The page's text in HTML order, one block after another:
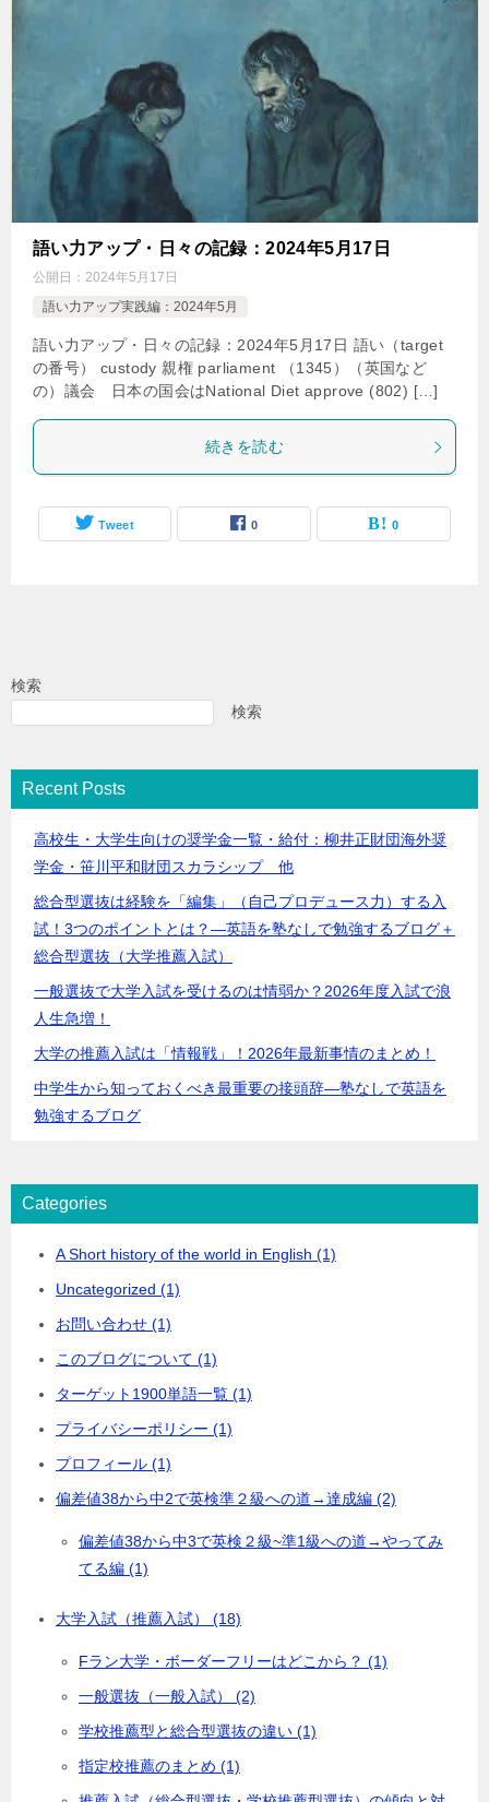
語い力アップ・日々の記録：2024年5月17日
公開日： 2024年5月17日
語い力アップ実践編：2024年5月
語い力アップ・日々の記録：2024年5月17日 語い（target
の番号） custody 親権 parliament （1345）（英国など
の）議会 日本の国会はNational Diet approve (802) […]
続きを読む
Tweet 0 0
検索
検索
Recent Posts
高校生・大学生向けの奨学金一覧・給付：柳井正財団海外奨
学金・笹川平和財団スカラシップ 他
総合型選抜は経験を「編集」（自己プロデュース力）する入
試！3つのポイントとは？―英語を塾なしで勉強するブログ＋
総合型選抜（大学推薦入試）
一般選抜で大学入試を受けるのは情弱か？2026年度入試で浪
人生急増！
大学の推薦入試は「情報戦」！2026年最新事情のまとめ！
中学生から知っておくべき最重要の接頭辞―塾なしで英語を
勉強するブログ
Categories
A Short history of the world in English (1)
Uncategorized (1)
お問い合わせ (1)
このブログについて (1)
ターゲット1900単語一覧 (1)
プライバシーポリシー (1)
プロフィール (1)
偏差値38から中2で英検準２級への道→達成編 (2)
偏差値38から中3で英検２級~準1級への道→やってみ
てる編 (1)
大学入試（推薦入試） (18)
Fラン大学・ボーダーフリーはどこから？ (1)
一般選抜（一般入試） (2)
学校推薦型と総合型選抜の違い (1)
指定校推薦のまとめ (1)